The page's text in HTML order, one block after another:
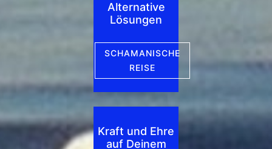
Alternative
Lösungen
SCHAMANISCHE
REISE
Kraft und Ehre
auf Deinem